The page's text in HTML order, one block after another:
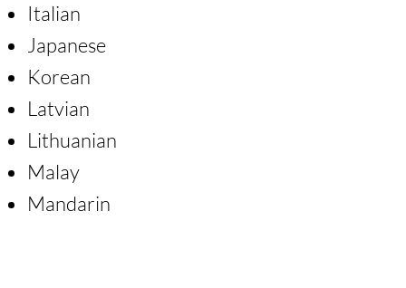
Italian
Japanese
Korean
Latvian
Lithuanian
Malay
Mandarin